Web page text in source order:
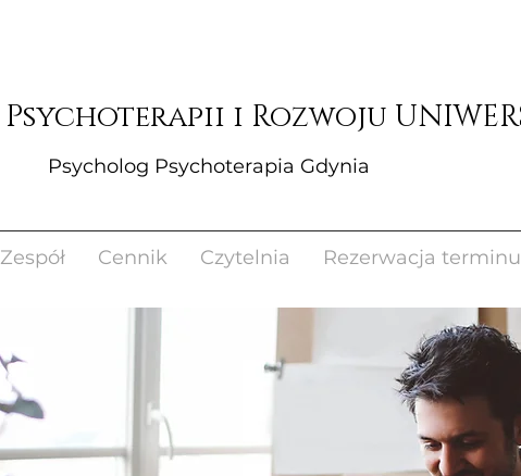
Psycholog Psychoterapia Gdynia
Zespół Cennik Czytelnia Rezerwacja terminu